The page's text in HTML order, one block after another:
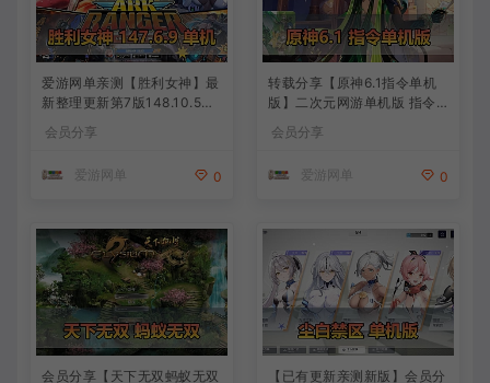
爱游网单亲测【胜利女神】最
新整理更新第7版148.10.5NI
活动148版本官服GM可无限
频安装教学
会员分享
爱游网单 0
转载分享【原神6.1指令单机
版】二次元网游单机版 指令
背包 抽卡 商店 MOD 未亲测
会员分享
爱游网单 0
会员分享【天下无双蚂蚁无双
【已有更新亲测新版】会员分